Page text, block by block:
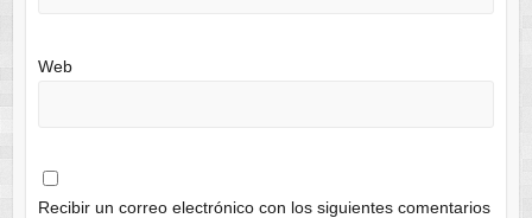
Web
Recibir un correo electrónico con los siguientes comentarios